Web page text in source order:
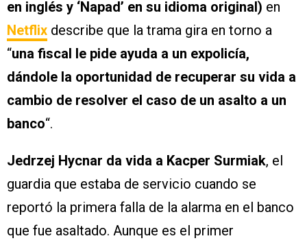
en inglés y ‘Napad’ en su idioma original) en
Netflix describe que la trama gira en torno a
“una fiscal le pide ayuda a un expolicía,
dándole la oportunidad de recuperar su vida a
cambio de resolver el caso de un asalto a un
banco“.
Jedrzej Hycnar da vida a Kacper Surmiak, el
guardia que estaba de servicio cuando se
reportó la primera falla de la alarma en el banco
que fue asaltado. Aunque es el primer